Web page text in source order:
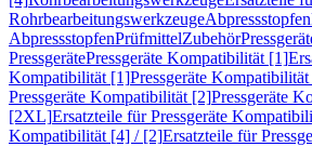
RohrbearbeitungswerkzeugeAbpressstopfen
AbpressstopfenPrüfmittelZubehör
PressgerätePressgeräte Kompatibilität [1]
Kompatibilität [1]Pressgeräte
Pressgeräte Kompatibilität [2]Pressgeräte
[2XL]Ersatzteile für Pressgeräte
Kompatibilität [4] / [2]Ersatzteile für